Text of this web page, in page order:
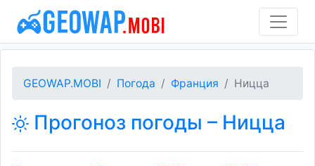
GEOWAP.MOBI Погода Франция Ницца
Прогоноз погоды – Ницца